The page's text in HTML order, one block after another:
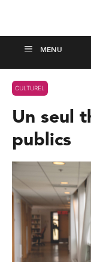
CULTUREL
Un seul
publics